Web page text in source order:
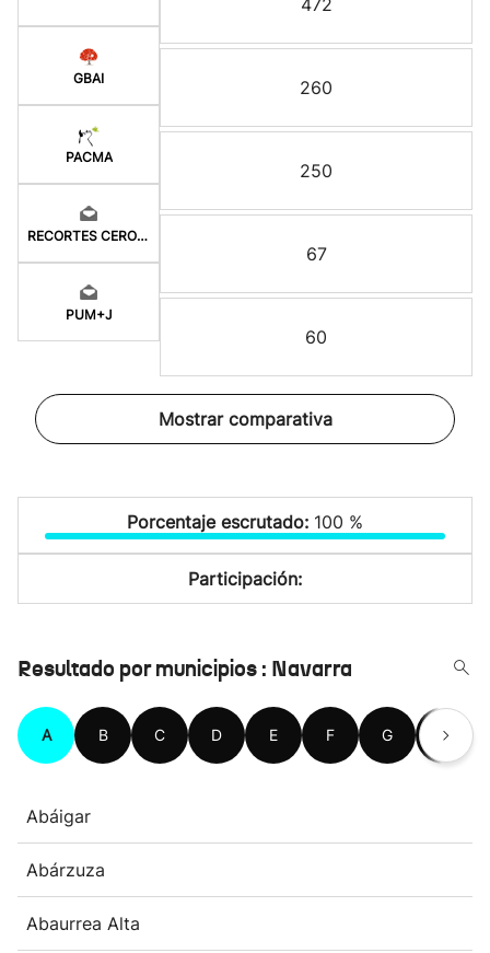
GBAI
PACMA
RECORTES CERO-GV
PUM+J
472
260
250
67
60
Mostrar comparativa
Porcentaje escrutado: 100 %
Participación:
Resultado por municipios : Navarra
A B C D E F G H
Abáigar
Abárzuza
Abaurrea Alta